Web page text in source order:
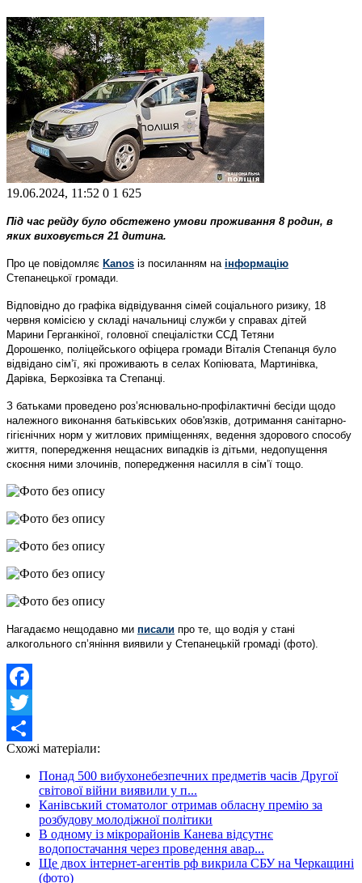
19.06.2024, 11:52 0 1 625
Під час рейду було обстежено умови проживання 8 родин, в
яких виховується 21 дитина.
Про це повідомляє Kanos із посиланням на інформацію
Степанецької громади.
Відповідно до графіка відвідування сімей соціального ризику, 18
червня комісією у складі начальниці служби у справах дітей
Марини Герганкіної, головної спеціалістки ССД Тетяни
Дорошенко, поліцейського офіцера громади Віталія Степанця було
відвідано сім’ї, які проживають в селах Копіювата, Мартинівка,
Дарівка, Беркозівка та Степанці.
З батьками проведено роз’яснювально-профілактичні бесіди щодо
належного виконання батьківських обов'язків, дотримання санітарно-
гігієнічних норм у житлових приміщеннях, ведення здорового способу
життя, попередження нещасних випадків із дітьми, недопущення
скоєння ними злочинів, попередження насилля в сім’ї тощо.
Нагадаємо нещодавно ми писали про те, що водія у стані
алкогольного сп’яніння виявили у Степанецькій громаді (фото).
Facebook
Twitter
Share
Схожі матеріали:
Понад 500 вибухонебезпечних предметів часів Другої
світової війни виявили у п...
Канівський стоматолог отримав обласну премію за
розбудову молодіжної політики
В одному із мікрорайонів Канева відсутнє
водопостачання через проведення авар...
Ще двох інтернет-агентів рф викрила СБУ на Черкащині
(фото)